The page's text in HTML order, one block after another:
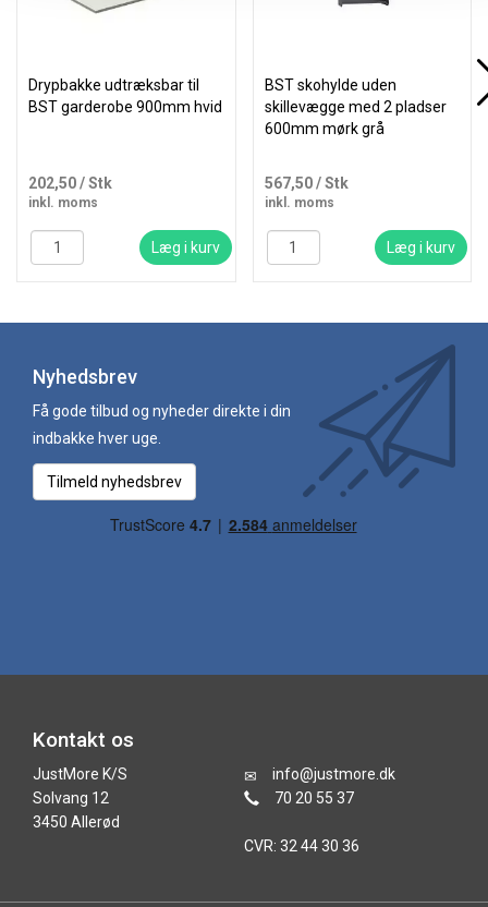
Drypbakke udtræksbar til
BST garderobe 900mm hvid
202,50/ Stk
inkl. moms
Læg i kurv
BST skohylde uden
skillevægge med 2 pladser
600mm mørk grå
567,50/ Stk
inkl. moms
Læg i kurv
Nyhedsbrev
Få gode tilbud og nyheder direkte i din
indbakke hver uge.
Tilmeld nyhedsbrev
Kontakt os
JustMore K/S
Solvang 12
3450 Allerød
info@justmore.dk
70 20 55 37
CVR: 32 44 30 36